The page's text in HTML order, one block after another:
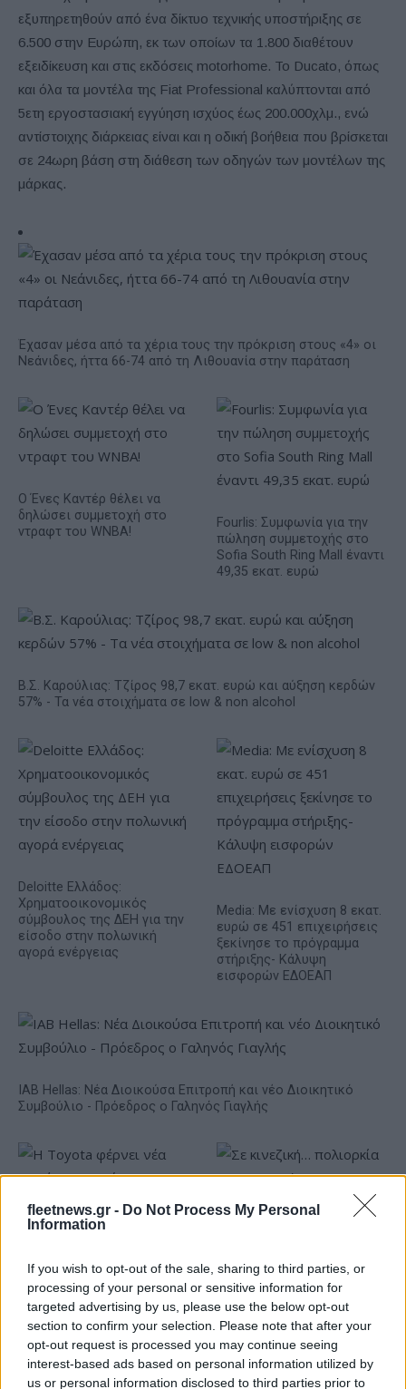
fleetnews.gr - Do Not Process My Personal
Information
If you wish to opt-out of the sale, sharing to third parties, or
processing of your personal or sensitive information for
targeted advertising by us, please use the below opt-out
section to confirm your selection. Please note that after your
opt-out request is processed you may continue seeing
interest-based ads based on personal information utilized by
us or personal information disclosed to third parties prior to
εξυπηρετηθούν από ένα δίκτυο τεχνικής υποστήριξης σε
6.500 στην Ευρώπη, εκ των οποίων τα 1.800 διαθέτουν
εξειδίκευση και στις εκδόσεις motorhome. Το Ducato, όπως
και όλα τα μοντέλα της Fiat Professional καλύπτονται από
5ετη εργοστασιακή εγγύηση ισχύος έως 200.000χλμ., ενώ
αντίστοιχης διάρκειας είναι και η οδική βοήθεια που βρίσκεται
σε 24ωρη βάση στη διάθεση των οδηγών των μοντέλων της
μάρκας.
Έχασαν μέσα από τα χέρια τους την πρόκριση στους «4» οι
Νεάνιδες, ήττα 66-74 από τη Λιθουανία στην παράταση
Ο Ένες Καντέρ θέλει να
δηλώσει συμμετοχή στο
ντραφτ του WNBA!
Fourlis: Συμφωνία για την
πώληση συμμετοχής στο
Sofia South Ring Mall έναντι
49,35 εκατ. ευρώ
Β.Σ. Καρούλιας: Τζίρος 98,7 εκατ. ευρώ και αύξηση κερδών
57% - Τα νέα στοιχήματα σε low & non alcohol
Deloitte Ελλάδος:
Χρηματοοικονομικός
σύμβουλος της ΔΕΗ για την
είσοδο στην πολωνική
αγορά ενέργειας
Media: Με ενίσχυση 8 εκατ.
ευρώ σε 451 επιχειρήσεις
ξεκίνησε το πρόγραμμα
στήριξης- Κάλυψη
εισφορών ΕΔΟΕΑΠ
IAB Hellas: Νέα Διοικούσα Επιτροπή και νέο Διοικητικό
Συμβούλιο - Πρόεδρος ο Γαληνός Γιαγλής
μπαταριών για τα υβριδικά
της
ευρωπαϊκή
αυτοκινητοβιομηχανία